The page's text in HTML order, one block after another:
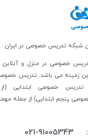
شبکه تدریس خصوصی در ایران
خصوصی در منزل و آنلاین
زمینه می باشد.تدریس
تدریس خصوصی ابتدایی (از
پنجم ابتدایی) از جمله
021-91005343